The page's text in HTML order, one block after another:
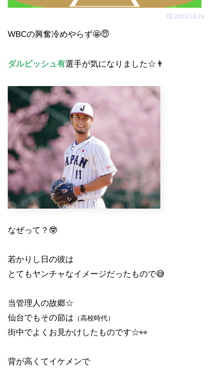
2023.03.24
WBCの興奮冷めやらず🤩😇
ダルビッシュ有選手が気になりました☆👨
なぜって？🤓
若かりし日の彼は
とてもヤンチャなイメージだったもので😅
当管理人の故郷☆
仙台でもその節は （高校時代）
街中でよくお見かけしたものです☆👀
背が高くてイケメンで